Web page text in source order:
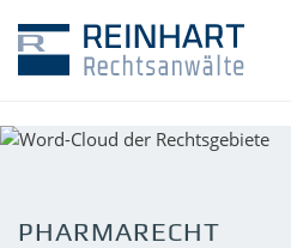
PHARMA­RECHT